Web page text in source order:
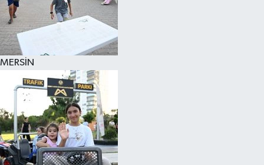
MERSİN